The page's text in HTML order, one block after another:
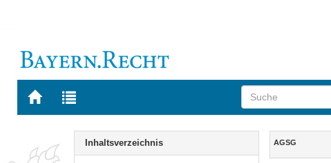
Zur
BAYERN.RECHT
Zur
letzten
Navigation
Inhaltsverzeichnis Inhalt
AGSG